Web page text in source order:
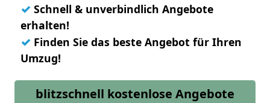
✓ Schnell & unverbindlich Angebote
erhalten!
✓ Finden Sie das beste Angebot für Ihren
Umzug!
blitzschnell kostenlose Angebote